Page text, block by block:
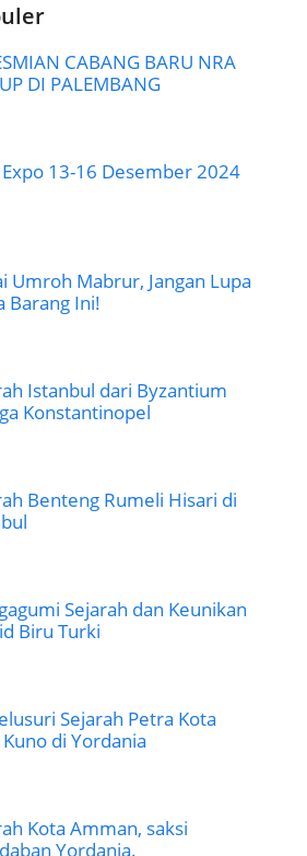
CABANG BARU NRA
DI PALEMBANG
Expo 13-16 Desember 2024
Umroh Mabrur, Jangan Lupa
Barang Ini!
Istanbul dari Byzantium
Konstantinopel
Benteng Rumeli Hisari di
Sejarah dan Keunikan
Biru Turki
Sejarah Petra Kota
di Yordania
Kota Amman, saksi
Yordania.